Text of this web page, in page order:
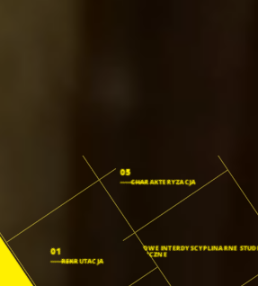
01
REKRUTACJA
FISH: FILMOWE INTERDYSCYPLINARNE
HUMANISTYCZNE
05
CHARAKTERYZACJA